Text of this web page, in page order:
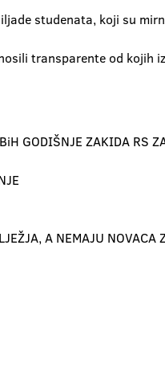
studenata, koji su
transparente od kojih
GODIŠNJE ZAKIDA RS
A NEMAJU NOVACA